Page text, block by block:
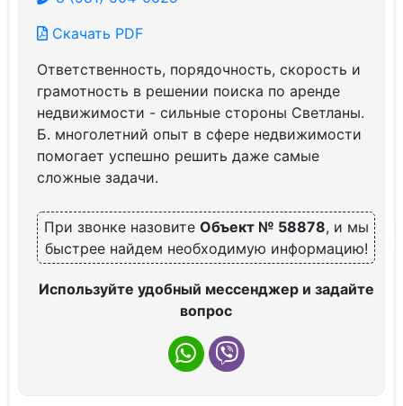
Скачать PDF
Ответственность, порядочность, скорость и
грамотность в решении поиска по аренде
недвижимости - сильные стороны Светланы.
Б. многолетний опыт в сфере недвижимости
помогает успешно решить даже самые
сложные задачи.
При звонке назовите Объект № 58878, и мы
быстрее найдем необходимую информацию!
Используйте удобный мессенджер и задайте
вопрос